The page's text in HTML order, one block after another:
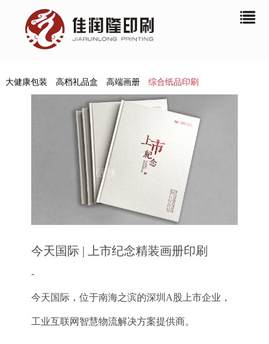
大健康包装 高档礼品盒 高端画册 综合纸品印刷
今天国际 | 上市纪念精装画册印刷
-
今天国际，位于南海之滨的深圳A股上市企业，
工业互联网智慧物流解决方案提供商。